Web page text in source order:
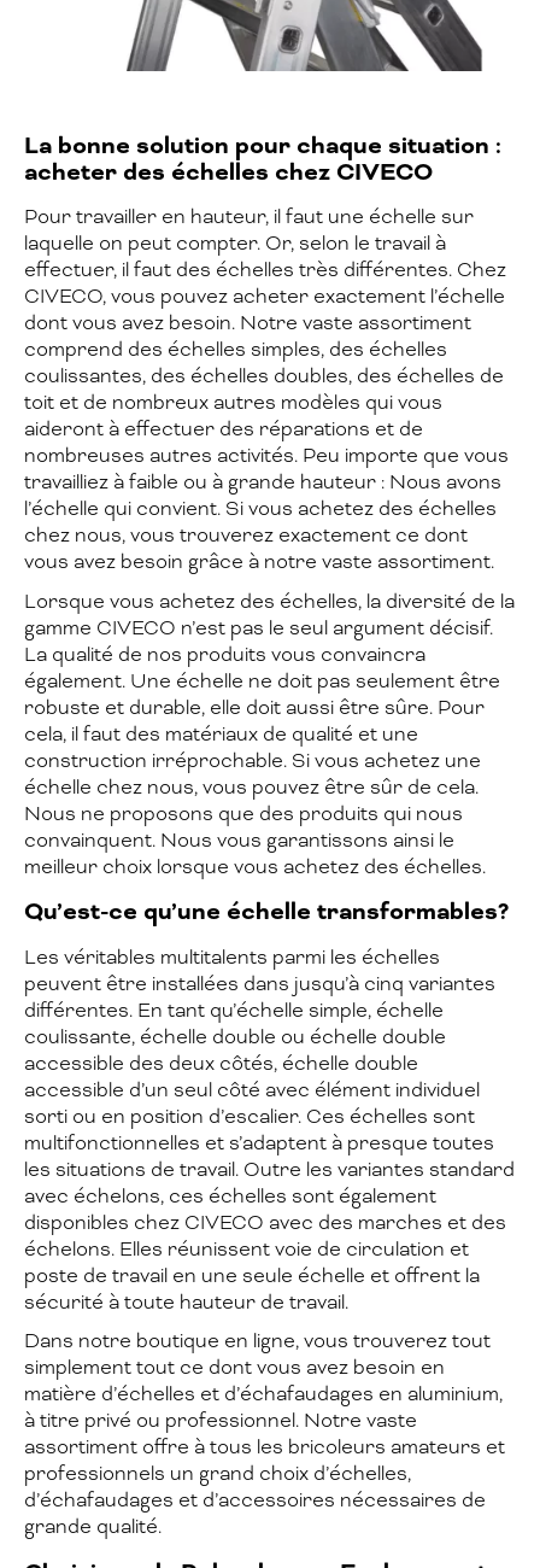
La bonne solution pour chaque situation :
acheter des échelles chez CIVECO
Pour travailler en hauteur, il faut une échelle sur
laquelle on peut compter. Or, selon le travail à
effectuer, il faut des échelles très différentes. Chez
CIVECO, vous pouvez acheter exactement l’échelle
dont vous avez besoin. Notre vaste assortiment
comprend des échelles simples, des échelles
coulissantes, des échelles doubles, des échelles de
toit et de nombreux autres modèles qui vous
aideront à effectuer des réparations et de
nombreuses autres activités. Peu importe que vous
travailliez à faible ou à grande hauteur : Nous avons
l’échelle qui convient. Si vous achetez des échelles
chez nous, vous trouverez exactement ce dont
vous avez besoin grâce à notre vaste assortiment.
Lorsque vous achetez des échelles, la diversité de la
gamme CIVECO n’est pas le seul argument décisif.
La qualité de nos produits vous convaincra
également. Une échelle ne doit pas seulement être
robuste et durable, elle doit aussi être sûre. Pour
cela, il faut des matériaux de qualité et une
construction irréprochable. Si vous achetez une
échelle chez nous, vous pouvez être sûr de cela.
Nous ne proposons que des produits qui nous
convainquent. Nous vous garantissons ainsi le
meilleur choix lorsque vous achetez des échelles.
Qu’est-ce qu’une échelle transformables?
Les véritables multitalents parmi les échelles
peuvent être installées dans jusqu’à cinq variantes
différentes. En tant qu’échelle simple, échelle
coulissante, échelle double ou échelle double
accessible des deux côtés, échelle double
accessible d’un seul côté avec élément individuel
sorti ou en position d’escalier. Ces échelles sont
multifonctionnelles et s’adaptent à presque toutes
les situations de travail. Outre les variantes standard
avec échelons, ces échelles sont également
disponibles chez CIVECO avec des marches et des
échelons. Elles réunissent voie de circulation et
poste de travail en une seule échelle et offrent la
sécurité à toute hauteur de travail.
Dans notre boutique en ligne, vous trouverez tout
simplement tout ce dont vous avez besoin en
matière d’échelles et d’échafaudages en aluminium,
à titre privé ou professionnel. Notre vaste
assortiment offre à tous les bricoleurs amateurs et
professionnels un grand choix d’échelles,
d’échafaudages et d’accessoires nécessaires de
grande qualité.